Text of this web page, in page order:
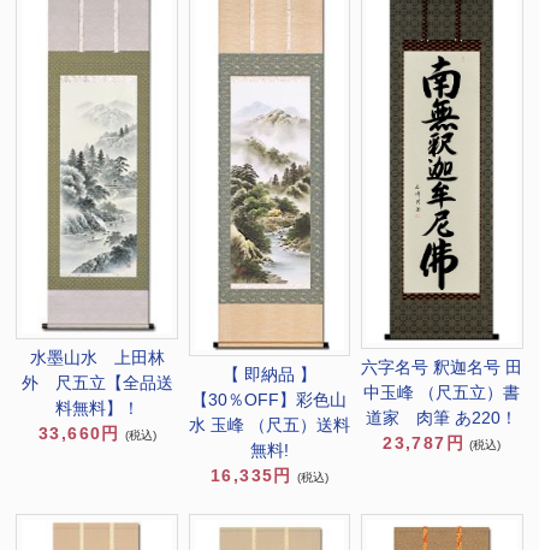
水墨山水 上田林
外 尺五立【全品送
料無料】！
33,660円
(税込)
【 即納品 】
【30％OFF】彩色山
水 玉峰 （尺五）送料
無料!
16,335円
(税込)
六字名号 釈迦名号 田
中玉峰 （尺五立）書
道家 肉筆 あ220！
23,787円 (税込)